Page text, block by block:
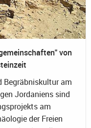
von
am
Jordaniens sind
am
der Freien